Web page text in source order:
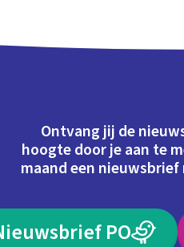
Ontvang jij de
hoogte door je aan te
maand een
PO